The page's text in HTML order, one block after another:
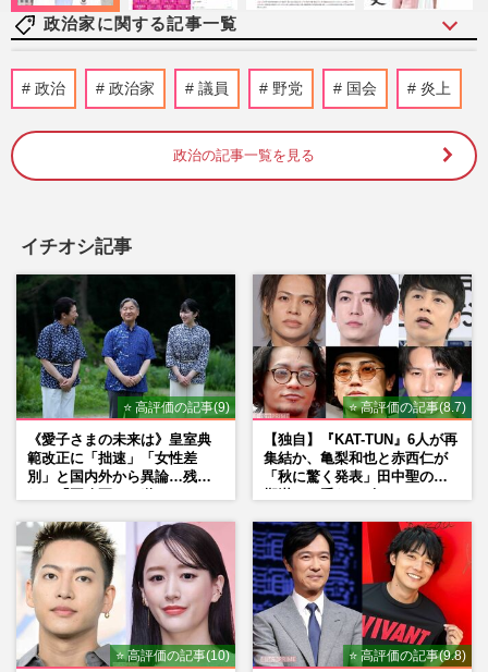
政治家に関する記事一覧
《1%の消費減税》自民党・小渕優子氏、
高市早苗首相の“代替財源”ナシに反発も
週刊女性PRIME 2026/8/7
週刊女性PRIME 2026/8/6
くまモンと仲良しの“高雄熊”がいる高雄市
からは被災地にテント、半導体大手
『TSMC』は2億5000万！台湾と…
週刊女性PRIME 2026/8/6
茂木敏充外務大臣、メキシコでのコーヒー
ブレイク動画が物議「何やってるの？」熊
週刊女性PRIME 2026/8/6
高市早苗首相、消費税減税・物価高対策を
後回しで支持率急落、V字回復への目玉人
事は国民民主・玉木雄一郎…
週刊女性2026年8月18日・25日号
政治 政治家 議員 野党 国会 炎上
政治の記事一覧を見る
イチオシ記事
⭐ 高評価の記事(9)
《愛子さまの未来は》皇室典
範改正に「拙速」「女性差
別」と国内外から異論…残さ
⭐ 高評価の記事(8.7)
【独自】『KAT-TUN』6人が再
集結か、亀梨和也と赤西仁が
「秋に驚く発表」田中聖の刑
⭐ 高評価の記事(10) ⭐ 高評価の記事(9.8)